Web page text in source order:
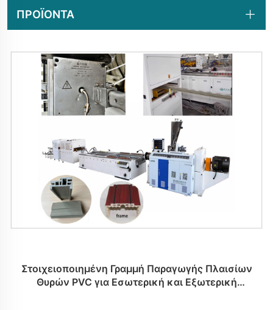
ΠΡΟΪΌΝΤΑ
Στοιχειοποιημένη Γραμμή Παραγωγής Πλαισίων
Θυρών PVC για Εσωτερική και Εξωτερική